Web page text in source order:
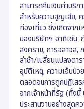
สามารถคืนเงินค่าบริก
สำหรับความสูญเสีย,
ท่องเที่ยว ซึ่งเกิดจาก
ของบริษัทฯ อาทิเช่น:
สงคราม, การจลาจล,
ล่าช้า/เปลี่ยนแปลงตา
อุบัติเหตุ, ความเจ็บป่ว
ตลอดจนการถูกปฏิเส
จากเจ้าหน้าที่รัฐ (ทั้งนี้
ประสานงานอย่างสุดค